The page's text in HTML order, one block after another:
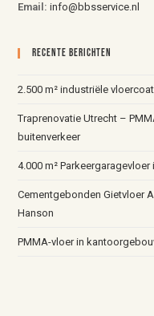
Email: info@bbsservice.nl
Recente Berichten
2.500 m² industriële
Traprenovatie Utrecht –
buitenverkeer
4.000 m² Parkeergaragevloer
Cementgebonden Gietvloer
Hanson
PMMA-vloer in